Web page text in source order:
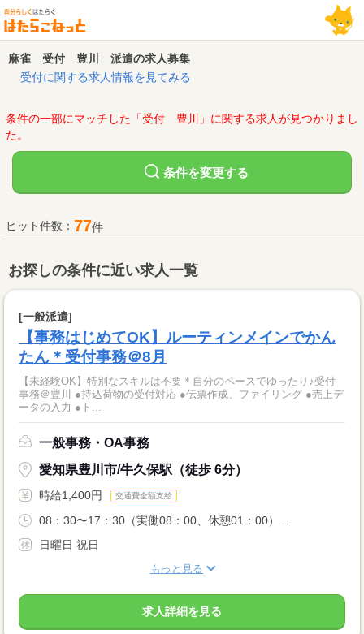
麻雀 受付 豊川 派遣の求人募集
受付に関する求人情報を見てみる
条件の一部にマッチした「受付 豊川」に関する求人が見つかりまし
た。
条件を変更する
ヒット件数： 77件
お探しの条件に近い求人一覧
[一般派遣]
【事務はじめてOK】ルーティンメインでかん
たん＊受付事務＠8月
【未経験OK】特別なスキルは不要＊自分のペースでゆったり♪受付
事務＠豊川 ●持込荷物の受付対応 ●伝票作成、ファイリング ●売上デ
ータの入力 ●ト...
一般事務・OA事務
愛知県豊川市/牛久保駅（徒歩 6分）
時給1,400円 交通費全額支給
08：30〜17：30（実働08：00、休憩01：00）...
日曜日 祝日
もっと見る
求人詳細を見る